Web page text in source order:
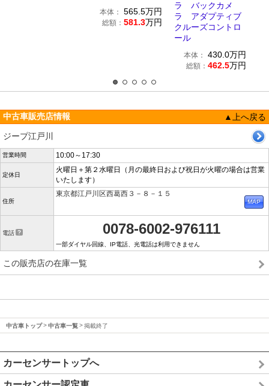
本体： 565.5万円
総額： 581.3万円
ラ バックカメ
ラ アダプティブ
クルーズコントロ
ール
本体： 430.0万円
総額： 462.5万円
中古車販売店情報
▲上へ戻る
ジープ江戸川
営業時間 10:00～17:30
定休日
火曜日＋第２水曜日（月の最終日および祝日が火曜の場合は営業
いたします）
住所
東京都江戸川区西葛西３－８－１５
電話 0078-6002-976111
一部ダイヤル回線、IP電話、光電話は利用できません
この販売店の在庫一覧
中古車トップ 中古車一覧 掲載終了
カーセンサートップへ